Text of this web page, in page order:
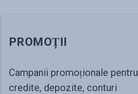
PROMOȚII
Campanii promoționale pentru
credite, depozite, conturi